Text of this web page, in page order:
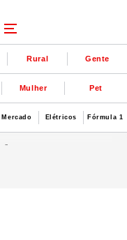
Rural Gente
Mulher Pet
Mercado Elétricos Fórmula 1